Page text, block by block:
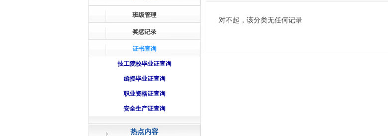
班级管理
奖惩记录
证书查询
技工院校毕业证查询
函授毕业证查询
职业资格证查询
安全生产证查询
热点内容
对不起，该分类无任何记录